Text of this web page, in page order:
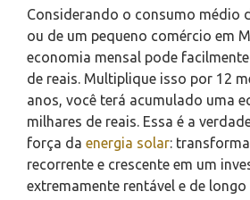
Considerando o consumo médio
ou de um pequeno comércio em
economia mensal pode
de reais. Multiplique isso por 12
anos, você terá acumulado uma
milhares de reais. Essa é a
força da energia solar:
recorrente e crescente em um
extremamente rentável e de